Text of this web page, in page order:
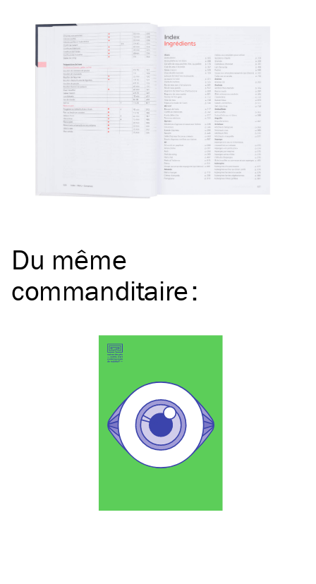
Du même
commanditaire: